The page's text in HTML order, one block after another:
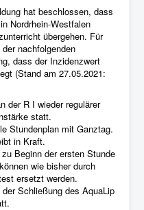
hat beschlossen, dass
Nordrhein-Westfalen
übergehen. Für
nachfolgenden
dass der Inzidenzwert
(Stand am 27.05.2021:
der R I wieder regulärer
statt.
Stundenplan mit Ganztag.
in Kraft.
Beginn der ersten Stunde
wie bisher durch
ersetzt werden.
Schließung des AquaLip